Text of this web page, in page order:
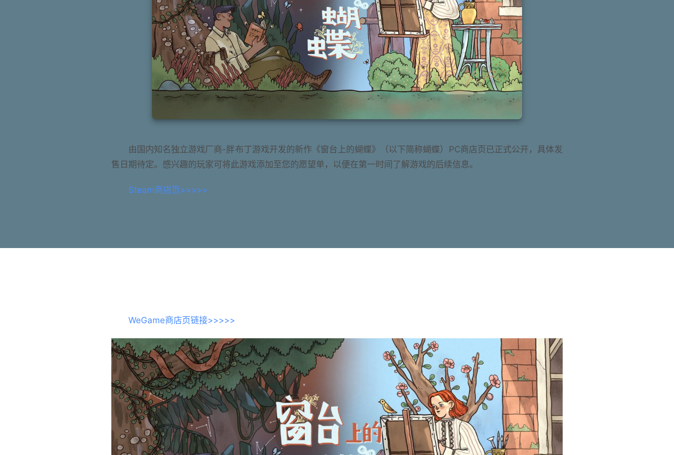
由国内知名独立游戏厂商-胖布丁游戏开发的新作《窗台上的蝴蝶》（以下简称蝴蝶）PC商店页已正式公开，具体发
售日期待定。感兴趣的玩家可将此游戏添加至您的愿望单，以便在第一时间了解游戏的后续信息。
Steam商店页>>>>>
WeGame商店页链接>>>>>